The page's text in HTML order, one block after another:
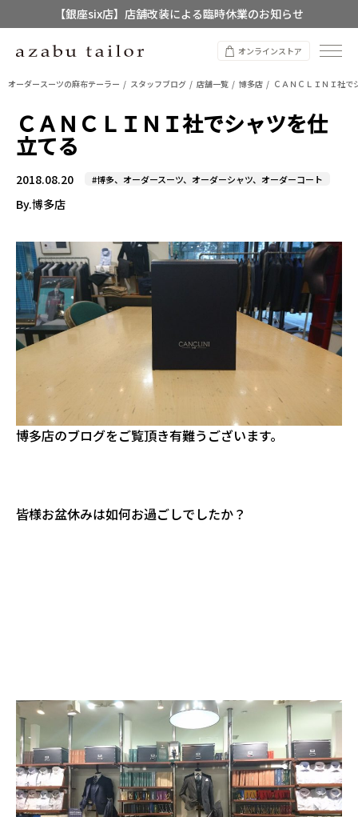
【店舗限定】レディースオーダースーツ
8/12~8/16 夏季休業のお知らせ
オンラインストア
オーダースーツの麻布テーラー スタッフブログ 店舗一覧 博多店 ＣＡＮＣＬＩＮＩ社で
ＣＡＮＣＬＩＮＩ社でシャツを仕
立てる
2018.08.20 #博多、オーダースーツ、オーダーシャツ、オーダーコート
By.博多店
博多店のブログをご覧頂き有難うございます。
皆様お盆休みは如何お過ごしでしたか？